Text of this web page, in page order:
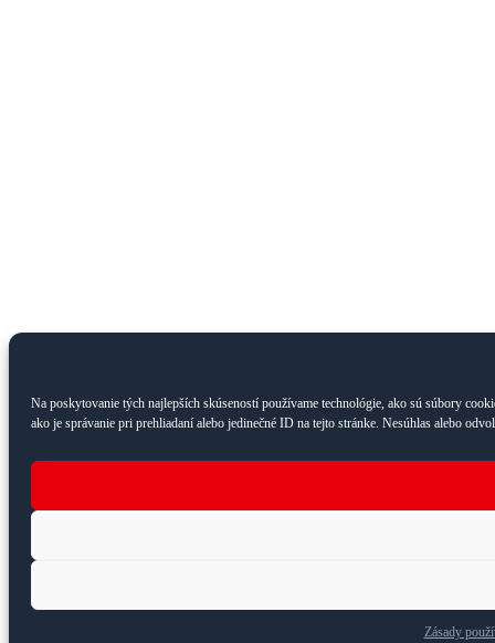
Na poskytovanie tých najlepších skúseností používame technológie, ako sú súbory
ako je správanie pri prehliadaní alebo jedinečné ID na tejto stránke. Nesúhlas alebo
Zásady